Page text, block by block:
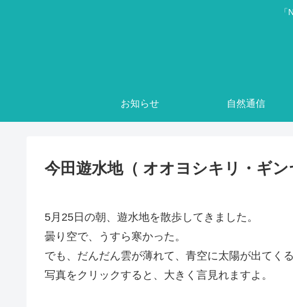
お知らせ 自然通信
今田遊水地（ オオヨシキリ・ギン
5月25日の朝、遊水地を散歩してきました。
曇り空で、うすら寒かった。
でも、だんだん雲が薄れて、青空に太陽が出てく
写真をクリックすると、大きく言見れますよ。